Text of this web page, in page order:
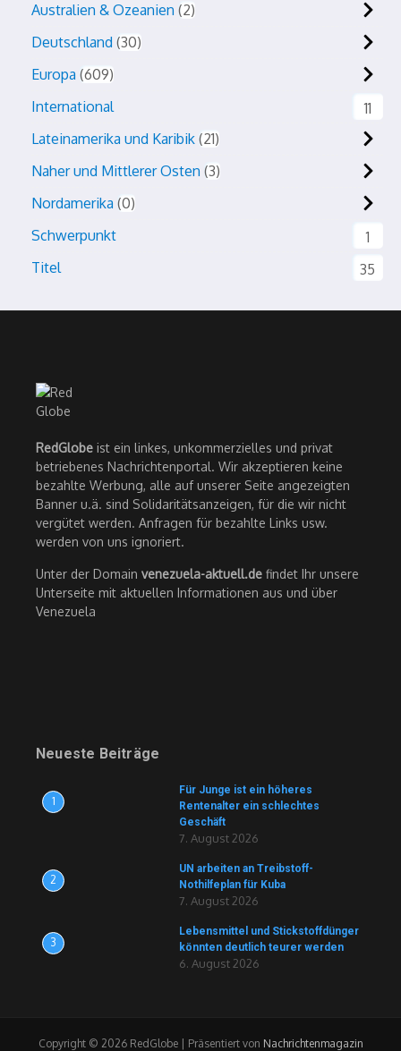
Australien & Ozeanien 2
Deutschland 30
Europa 609
International
11
Lateinamerika und Karibik 21
Naher und Mittlerer Osten 3
Nordamerika 0
Schwerpunkt
1
Titel
35
RedGlobe ist ein linkes, unkommerzielles und privat
betriebenes Nachrichtenportal. Wir akzeptieren keine
bezahlte Werbung, alle auf unserer Seite angezeigten
Banner u.ä. sind Solidaritätsanzeigen, für die wir nicht
vergütet werden. Anfragen für bezahlte Links usw.
werden von uns ignoriert.
Unter der Domain venezuela-aktuell.de findet Ihr unsere
Unterseite mit aktuellen Informationen aus und über
Venezuela
Neueste Beiträge
1
Für Junge ist ein höheres
Rentenalter ein schlechtes
Geschäft
7. August 2026
2
UN arbeiten an Treibstoff-
Nothilfeplan für Kuba
7. August 2026
3
Lebensmittel und Stickstoffdünger
könnten deutlich teurer werden
6. August 2026
Copyright © 2026 RedGlobe | Präsentiert von Nachrichtenmagazin